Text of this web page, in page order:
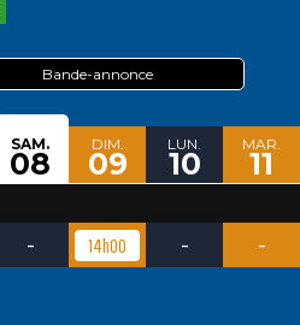
Bande-annonce
SAM.
08
DIM.
09
LUN.
10
MAR.
11
- 14h00 - -